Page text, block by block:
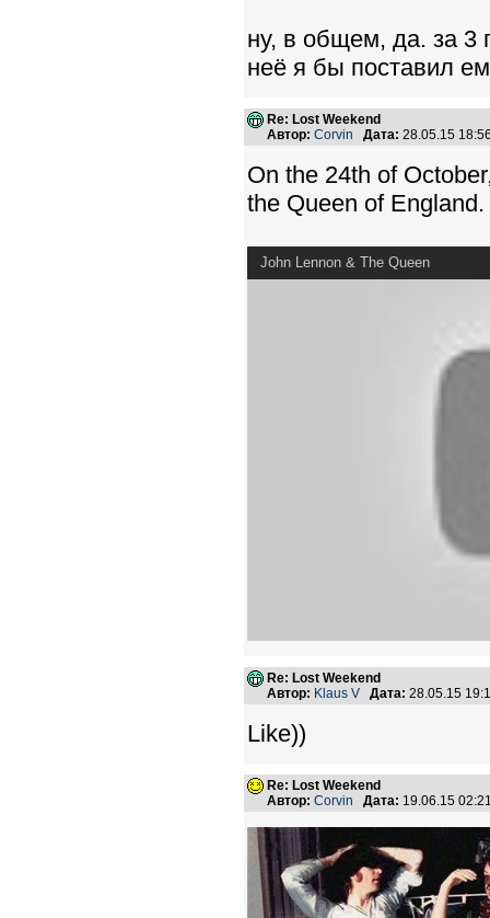
ну, в общем, да. за 3
неё я бы поставил
Re: Lost Weekend
Автор: Corvin Дата: 28.05.15
On the 24th of
the Queen of
John Lennon & The Queen
Re: Lost Weekend
Автор: Klaus V Дата: 28.05.15
Like))
Re: Lost Weekend
Автор: Corvin Дата: 19.06.15